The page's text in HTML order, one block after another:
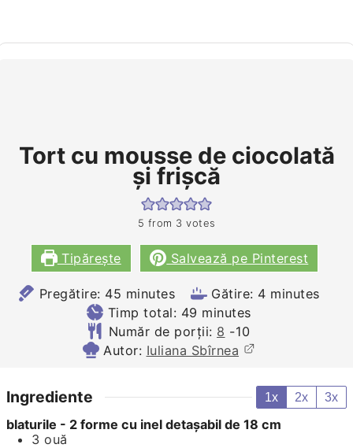
Tort cu mousse de ciocolată
şi frişcă
5 from 3 votes
Tipărește Salvează pe Pinterest
Pregătire: 45 minutes
minutes Gătire: 4minutes
minutes
Timp total: 49 minutes
minutes
Număr de porții: 8 -10
Autor: Iuliana Sbîrnea
Ingrediente 1x 2x 3x
blaturile - 2 forme cu inel detaşabil de 18 cm
3 ouă